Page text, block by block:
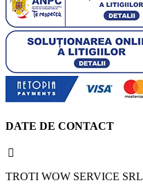
DATE DE CONTACT
TROTI WOW SERVICE SRL